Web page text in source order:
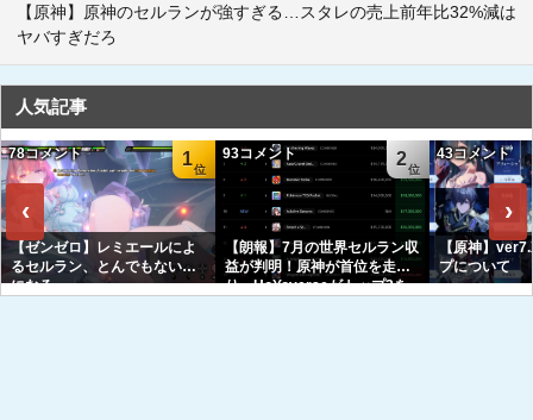
【原神】原神のセルランが強すぎる…スタレの売上前年比32%減は
ヤバすぎだろ
人気記事
‹
1
78コメント
【ゼンゼロ】レミエールによ
るセルラン、とんでもない事
になる
2
93コメント
【朗報】7月の世界セルラン収
益が判明！原神が首位を走
り、HoYoverseがトップ3を
43コメント
【原神】
プについて
›